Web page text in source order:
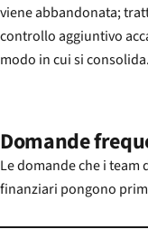
viene abbandonata;
controllo aggiuntivo
modo in cui si consolida.
Domande
Le domande che i
finanziari pongono